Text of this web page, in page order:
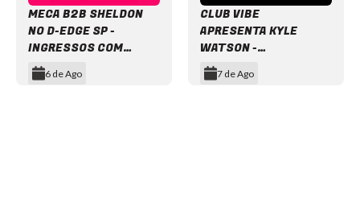
MECA B2B SHELDON
NO D-EDGE SP -
INGRESSOS COM
DESCONTO
6 de Ago
CLUB VIBE
APRESENTA KYLE
WATSON -
INGRESSOS COM
DESCONTO
7 de Ago